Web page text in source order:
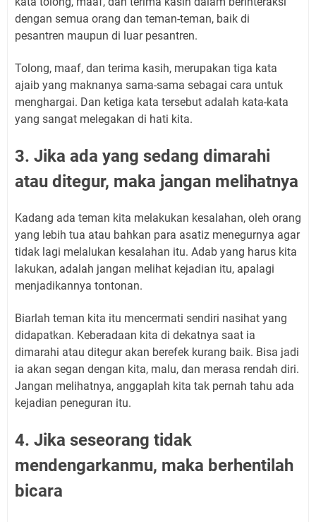
dengan semua orang dan teman-teman, baik di
pesantren maupun di luar pesantren.
Tolong, maaf, dan terima kasih, merupakan tiga kata
ajaib yang maknanya sama-sama sebagai cara untuk
menghargai. Dan ketiga kata tersebut adalah kata-kata
yang sangat melegakan di hati kita.
3. Jika ada yang sedang dimarahi
atau ditegur, maka jangan melihatnya
Kadang ada teman kita melakukan kesalahan, oleh orang
yang lebih tua atau bahkan para asatiz menegurnya agar
tidak lagi melalukan kesalahan itu. Adab yang harus kita
lakukan, adalah jangan melihat kejadian itu, apalagi
menjadikannya tontonan.
Biarlah teman kita itu mencermati sendiri nasihat yang
didapatkan. Keberadaan kita di dekatnya saat ia
dimarahi atau ditegur akan berefek kurang baik. Bisa jadi
ia akan segan dengan kita, malu, dan merasa rendah diri.
Jangan melihatnya, anggaplah kita tak pernah tahu ada
kejadian peneguran itu.
4. Jika seseorang tidak
mendengarkanmu, maka berhentilah
bicara